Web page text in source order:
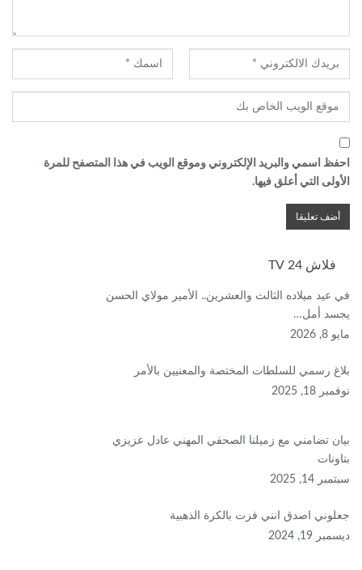
احفظ اسمي والبريد الإلكتروني وموقع الويب في هذا المتصفح للمرة
الأولى التي أعلق فيها.
فلاش 24 TV
في عيد ميلاده الثالث والعشرين.. الأمير مولاي الحسن
يجسد أمل…
مايو 8, 2026
بلاغ رسمي للسلطات المختصة والمعنيين بالأمر
نوفمبر 18, 2025
بيان تضامني مع زميلنا الصحفي المهني عادل عزيزي
بتاونات
سبتمبر 14, 2025
جعلوني اصدق انني فزت بالكرة الذهبية
ديسمبر 19, 2024